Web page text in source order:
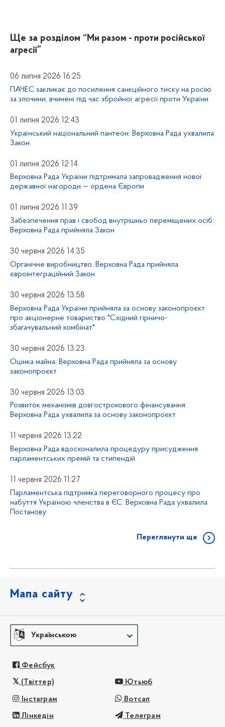
Ще за розділом “Ми разом - проти російської
агресії”
06 липня 2026 16:25
ПАЧЕС закликає до посилення санкційного тиску на росію
за злочини, вчинені під час збройної агресії проти України
01 липня 2026 12:43
Український національний пантеон: Верховна Рада ухвалила
Закон
01 липня 2026 12:14
Верховна Рада України підтримала запровадження нової
державної нагороди — ордена Європи
01 липня 2026 11:39
Забезпечення прав і свобод внутрішньо переміщених осіб:
Верховна Рада прийняла Закон
30 червня 2026 14:35
Органічне виробництво: Верховна Рада прийняла
євроінтеграційний Закон
30 червня 2026 13:58
Верховна Рада України прийняла за основу законопроєкт
про акціонерне товариство "Східний гірничо-
збагачувальний комбінат"
30 червня 2026 13:23
Оцінка майна: Верховна Рада прийняла за основу
законопроєкт
30 червня 2026 13:03
Розвиток механізмів довгострокового фінансування:
Верховна Рада ухвалила за основу законопроєкт
11 червня 2026 13:22
Верховна Рада вдосконалила процедуру присудження
парламентських премій та стипендій
11 червня 2026 11:27
Парламентська підтримка переговорного процесу про
набуття Україною членства в ЄС: Верховна Рада ухвалила
Постанову
Переглянути ще
Мапа сайту
Українською
Фейсбук
(Твіттер) Ютьюб
Інстаграм Вотсап
Лінкедін Телеграм